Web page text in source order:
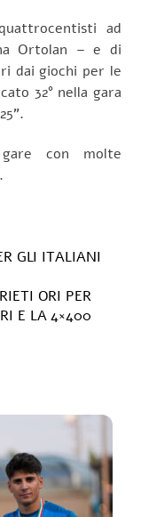
ad
Ortolan – e di
dai giochi per le
32° nella gara
con molte
GLI ITALIANI
ORI PER
E LA 4×400